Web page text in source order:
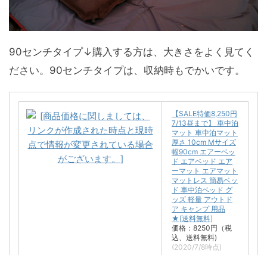
90センチタイプ↓購入する方は、大きさをよく見てく
ださい。90センチタイプは、収納時もでかいです。
【SALE特価8,250円
7/13昼まで】 車中泊
マット 車中泊マット
厚さ 10cm Mサイズ
幅90cm エアーベッ
ド エアベッド エア
ーマット エアマット
マットレス 簡易ベッ
ド 車中泊ベッド グ
ッズ 軽量 アウトド
ア キャンプ 用品
★[送料無料]
価格：8250円（税
込、送料無料)
(2020/7/8時点)